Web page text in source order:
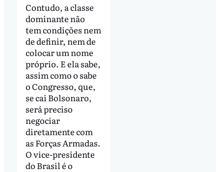
Contudo, a classe
dominante não
tem condições nem
de definir, nem de
colocar um nome
próprio. E ela sabe,
assim como o sabe
o Congresso, que,
se cai Bolsonaro,
será preciso
negociar
diretamente com
as Forças Armadas.
O vice-presidente
do Brasil é o